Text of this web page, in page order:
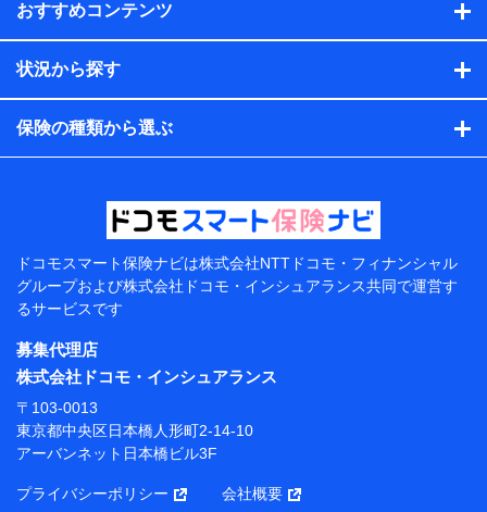
保険契約情報
当社または株式会社NTTドコモ・フィナンシャルグルー
プが取得し、又は保有する保険契約に関する情報。例と
して、保険契約者及び被保険者の氏名、住所、生年月
日、性別、保険契約者と被保険者の関係、保険加入の目
的、保険商品の内容、保険料、保険料のお支払方法、車
のメーカーや走行距離などの情報、建物の構造や築年数
などの情報、ペットの種類や年齢などの情報などが含ま
提供当事者から受領当事者が個人データを取得する方法
電子的・電磁的方法等
【共同して利用する者の範囲】
当社
株式会社NTTドコモ・フィナンシャルグループ
【利用目的】
当社または株式会社NTTドコモ・フィナンシャルグルー
プが提供する保険関連サービスにおけるユーザー登録受
付および管理のため
当社または株式会社NTTドコモ・フィナンシャルグルー
携会社の保険その他に関する情報を提供するため、また
おすすめコンテンツ
状況から探す
保険の種類から選ぶ
ドコモスマート保険ナビは株式会社NTTドコモ・フィナンシャル
グループおよび株式会社ドコモ・インシュアランス共同で運営す
るサービスです
募集代理店
株式会社ドコモ・インシュアランス
〒103-0013
東京都中央区日本橋人形町2-14-10
アーバンネット日本橋ビル3F
プライバシーポリシー 会社概要